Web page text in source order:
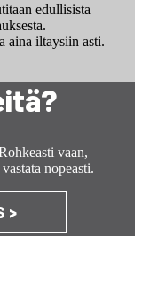
edullisista
aina iltaysiin asti.
vaan,
nopeasti.
>